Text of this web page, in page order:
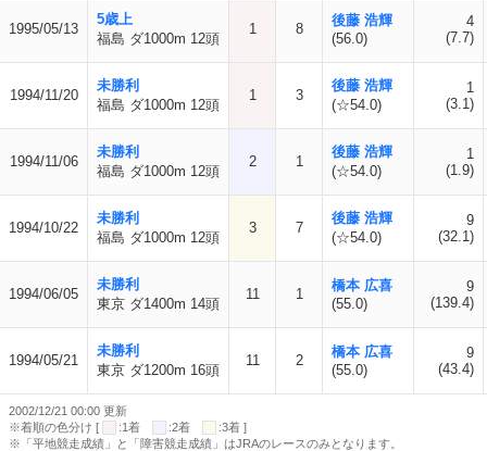
1995/05/13
5歳上
福島 ダ1000m 12頭
1 8
後藤 浩輝
(56.0)
4
(7.7)
1994/11/20
未勝利
福島 ダ1000m 12頭
1 3
後藤 浩輝
(☆54.0)
1
(3.1)
1994/11/06
未勝利
福島 ダ1000m 12頭
2 1
後藤 浩輝
(☆54.0)
1
(1.9)
1994/10/22
未勝利
福島 ダ1000m 12頭
3 7
後藤 浩輝
(☆54.0)
9
(32.1)
1994/06/05
未勝利
東京 ダ1400m 14頭
11 1
橋本 広喜
(55.0)
9
(139.4)
1994/05/21
未勝利
東京 ダ1200m 16頭
11 2
橋本 広喜
(55.0)
9
(43.4)
2002/12/21 00:00 更新
※着順の色分け [
:1着 :2着
:3着 ]
※「平地競走成績」と「障害競走成績」はJRAのレースのみとなります。